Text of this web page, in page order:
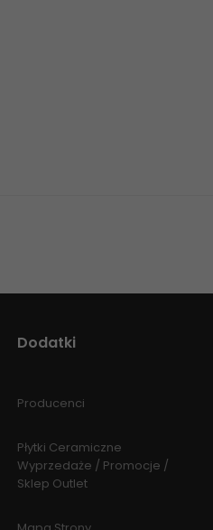
Dodatki
Producenci
Płytki Ceramiczne
Wyprzedaże / Promocje /
Sklep Outlet